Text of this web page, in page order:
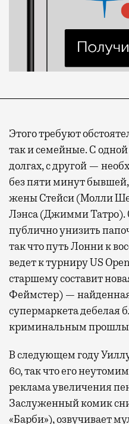
Этого требуют
так и семейные. С
долгах, с другой —
без пяти минут
жены Стейси (Молли
Лэнса (Джимми Татро).
публично унизить
так что путь Лонни к
ведет к турниру US
старшему составит
Феймстер) —
супермаркета дебелая
криминальным
В следующем году
60, так что его
реклама увеличения
Заслуженный комик
«Барби»), озвучивает